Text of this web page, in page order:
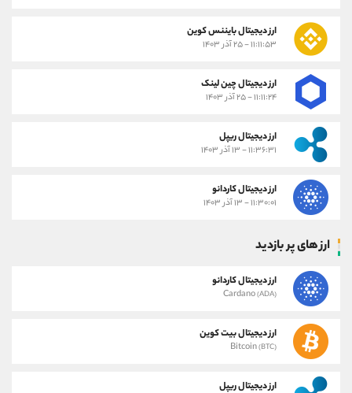
ارز دیجیتال بایننس کوین
۱۱:۱۱:۵۳ - ۲۵ آذر ۱۴۰۳
ارز دیجیتال چین لینک
۱۱:۱۱:۲۴ - ۲۵ آذر ۱۴۰۳
ارز دیجیتال ریپل
۱۱:۳۶:۳۱ - ۱۳ آذر ۱۴۰۳
ارز دیجیتال کاردانو
۱۱:۳۰:۰۱ - ۱۳ آذر ۱۴۰۳
ارز های پر بازدید
ارز دیجیتال کاردانو
Cardano(ADA)
ارز دیجیتال بیت کوین
Bitcoin(BTC)
ارز دیجیتال ریپل